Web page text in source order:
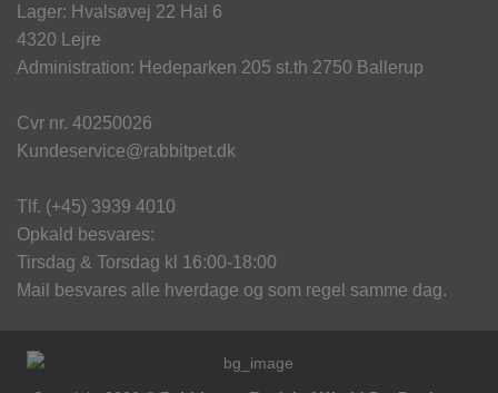
Lager: Hvalsøvej 22 Hal 6
4320 Lejre
Administration: Hedeparken 205 st.th 2750 Ballerup
Cvr nr. 40250026
Kundeservice@rabbitpet.dk
Tlf. (+45) 3939 4010
Opkald besvares:
Tirsdag & Torsdag kl 16:00-18:00
Mail besvares alle hverdage og som regel samme dag.